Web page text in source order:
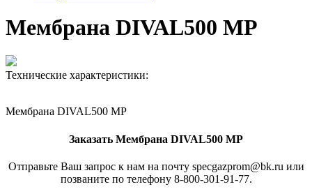
Мембрана DIVAL500 MP
Технические характеристики:
Мембрана DIVAL500 MP
Заказать Мембрана DIVAL500 MP
Отправьте Ваш запрос к нам на почту specgazprom@bk.ru или
позваните по телефону 8-800-301-91-77.